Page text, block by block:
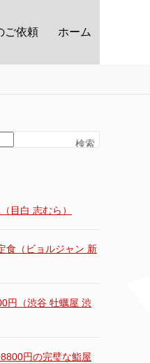
ご依頼 ホーム
検索
目白 志むら）
食（ビョルジャン 新
円（渋谷 牡蠣屋 渋
円の完璧な鮨屋